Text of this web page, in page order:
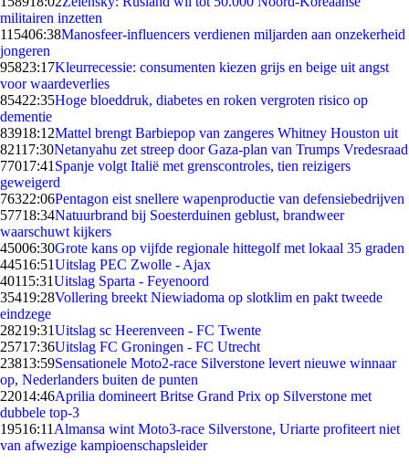
militairen inzetten
115406:38Manosfeer-influencers verdienen miljarden aan onzekerheid
jongeren
95823:17Kleurrecessie: consumenten kiezen grijs en beige uit angst
voor waardeverlies
85422:35Hoge bloeddruk, diabetes en roken vergroten risico op
dementie
83918:12Mattel brengt Barbiepop van zangeres Whitney Houston uit
82117:30Netanyahu zet streep door Gaza-plan van Trumps Vredesraad
77017:41 Spanje volgt Italië met grenscontroles, tien reizigers
geweigerd
76322:06Pentagon eist snellere wapenproductie van defensiebedrijven
57718:34Natuurbrand bij Soesterduinen geblust, brandweer
waarschuwt kijkers
45006:30Grote kans op vijfde regionale hittegolf met lokaal 35 graden
44516:51Uitslag PEC Zwolle - Ajax
40115:31Uitslag Sparta - Feyenoord
35419:28Vollering breekt Niewiadoma op slotklim en pakt tweede
eindzege
28219:31Uitslag sc Heerenveen - FC Twente
25717:36Uitslag FC Groningen - FC Utrecht
23813:59Sensationele Moto2-race Silverstone levert nieuwe winnaar
op, Nederlanders buiten de punten
22014:46Aprilia domineert Britse Grand Prix op Silverstone met
dubbele top-3
19516:11 Almansa wint Moto3-race Silverstone, Uriarte profiteert niet
van afwezige kampioenschapsleider